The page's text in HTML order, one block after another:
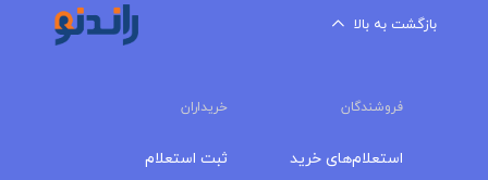
بازگشت به بالا
فروشندگان خریداران
استعلام‌های خرید ثبت استعلام